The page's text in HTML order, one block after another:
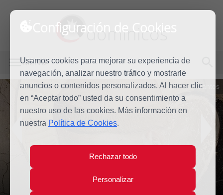
Configuración de Cookies
Usamos cookies para mejorar su experiencia de
navegación, analizar nuestro tráfico y mostrarle
anuncios o contenidos personalizados. Al hacer clic
en “Aceptar todo” usted da su consentimiento a
nuestro uso de las cookies. Más información en
nuestra Política de Cookies.
Rechazar todo
Personalizar
dominicos
MENÚ
Santos